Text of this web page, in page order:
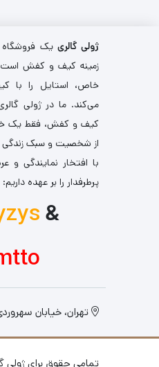
ژولی گالری یک
زمینه کیف و کفش است
خاص، استایل را با
می‌کند. ما در ژولی
کیف و کفش، فقط یک
از شخصیت و سبک
با افتخار نمایندگی و
پرطرفدار را بر عهده داریم:
&
تهران، خیابان
تمامی حقوق برای